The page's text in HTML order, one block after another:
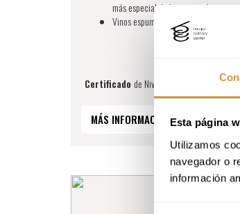
Esta página
Utilizamos
navegador o
información
más especialidades regionales.
Vinos espumosos y fortificados del
Certificado de Nivel 3 en Vinos WSET
MÁS INFORMACIÓN